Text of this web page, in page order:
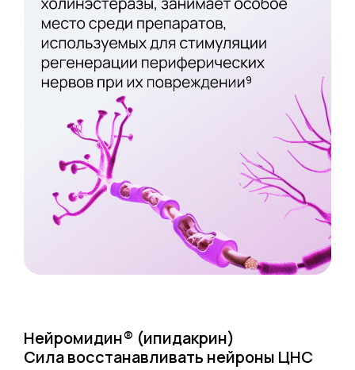
Нейромидин® (ипидакрин)
Сила восстанавливать нейроны ЦНС